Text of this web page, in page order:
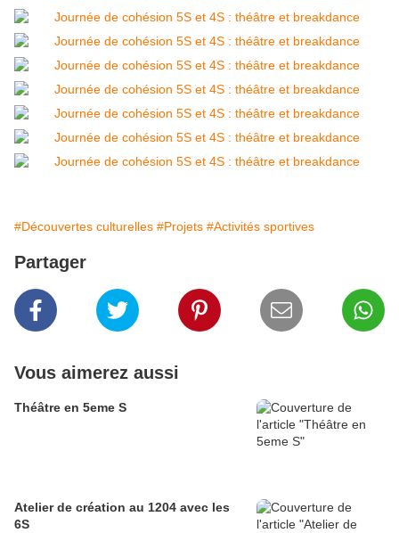
#Découvertes culturelles #Projets #Activités sportives
Partager
Vous aimerez aussi
Théâtre en 5eme S
Atelier de création au 1204 avec les
6S